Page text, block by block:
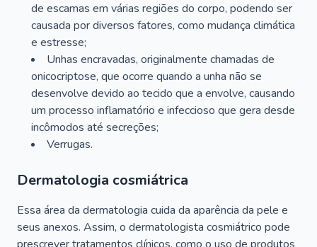
de escamas em várias regiões do corpo, podendo ser
causada por diversos fatores, como mudança climática
e estresse;
Unhas encravadas, originalmente chamadas de
onicocriptose, que ocorre quando a unha não se
desenvolve devido ao tecido que a envolve, causando
um processo inflamatório e infeccioso que gera desde
incômodos até secreções;
Verrugas.
Dermatologia cosmiátrica
Essa área da dermatologia cuida da aparência da pele e
seus anexos. Assim, o dermatologista cosmiátrico pode